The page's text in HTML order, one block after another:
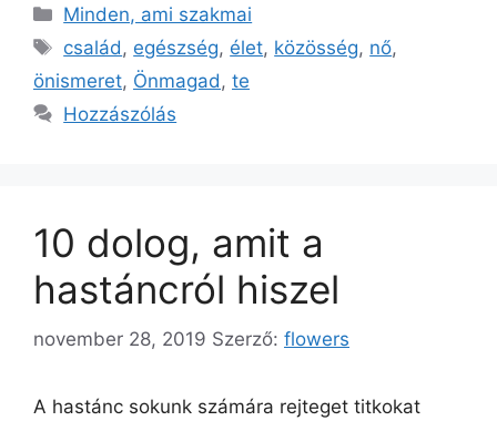
Minden, ami szakmai
család, egészség, élet, közösség, nő,
önismeret, Önmagad, te
Hozzászólás
10 dolog, amit a
hastáncról hiszel
november 28, 2019 Szerző: flowers
A hastánc sokunk számára rejteget titkokat